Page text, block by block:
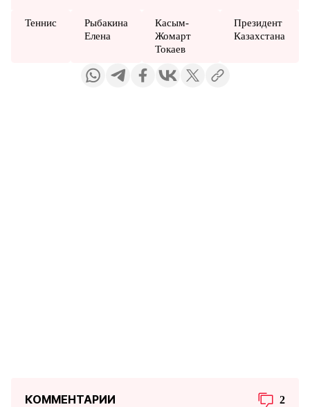
Теннис
Рыбакина
Елена
Касым-
Жомарт
Токаев
Президент
Казахстана
КОММЕНТАРИИ 2